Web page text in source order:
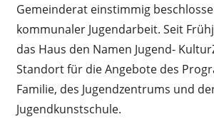
Gemeinderat einstimmig
kommunaler Jugendarbeit. Seit
das Haus den Namen Jugend-
Standort für die Angebote des
Familie, des Jugendzentrums und
Jugendkunstschule.